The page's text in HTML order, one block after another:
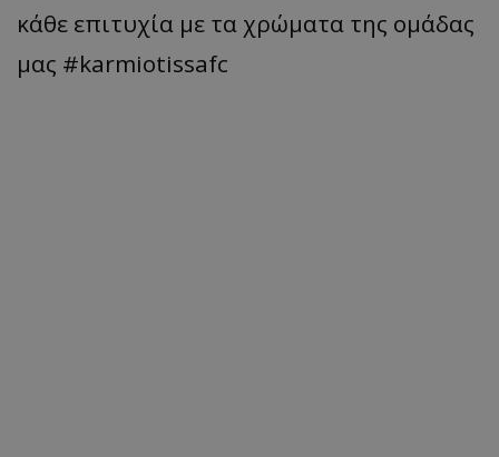
κάθε επιτυχία με τα χρώματα της ομάδας
μας #karmiotissafc